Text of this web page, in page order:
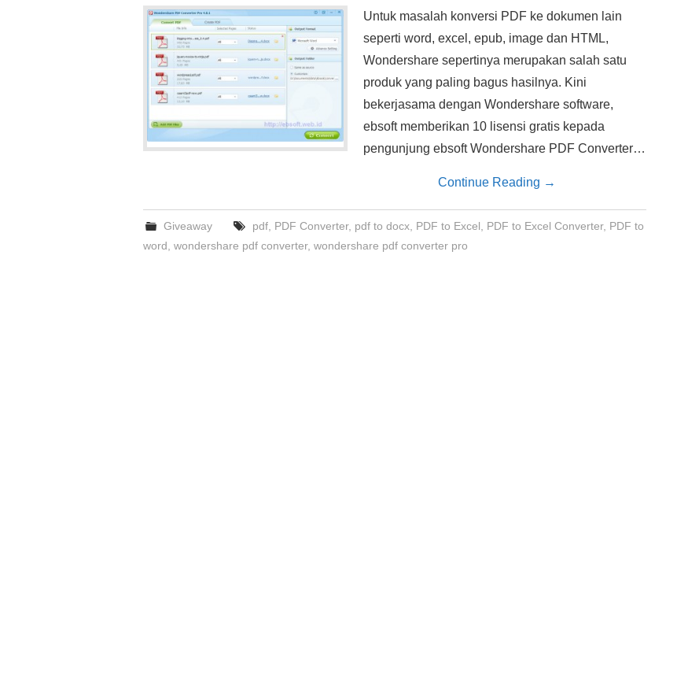
Untuk masalah konversi PDF ke dokumen lain
seperti word, excel, epub, image dan HTML,
Wondershare sepertinya merupakan salah satu
produk yang paling bagus hasilnya. Kini
bekerjasama dengan Wondershare software,
ebsoft memberikan 10 lisensi gratis kepada
pengunjung ebsoft Wondershare PDF Converter…
Continue Reading →
Giveaway pdf, PDF Converter, pdf to docx, PDF to Excel PDF to Excel Converter, PDF to
word wondershare pdf converter, wondershare pdf converter pro